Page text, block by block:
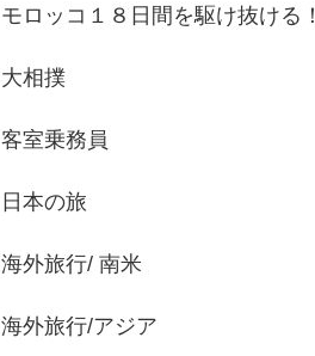
モロッコ１８日間を駆け抜ける！
大相撲
客室乗務員
日本の旅
海外旅行/ 南米
海外旅行/アジア